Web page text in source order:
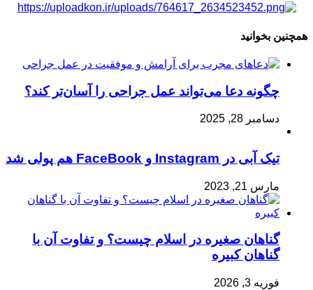
همچنین بخوانید
چگونه دعا می‌تواند عمل جراحی را آسان‌تر کند؟
دسامبر 28, 2025
تیک آبی در Instagram و FaceBook هم پولی شد
مارس 21, 2023
گناهان صغیره در اسلام چیست؟ و تفاوت آن با
گناهان کبیره
فوریه 3, 2026